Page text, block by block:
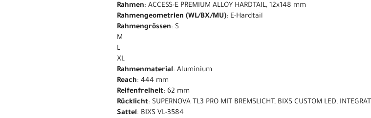
Rahmen: ACCESS-E PREMIUM ALLOY HARDTAIL, 12x148 mm
Rahmengeometrien (WL/BX/MU): E-Hardtail
Rahmengrössen: S
M
L
XL
Rahmenmaterial: Aluminium
Reach: 444 mm
Reifenfreiheit: 62 mm
Rücklicht: SUPERNOVA TL3 PRO MIT BREMSLICHT, BIXS CUSTOM LED,
Sattel: BIXS VL-3584